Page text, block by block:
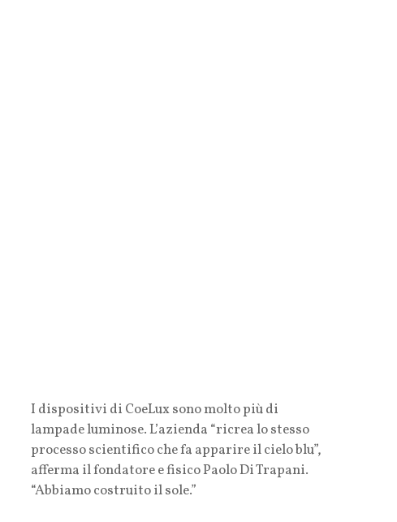
I dispositivi di CoeLux sono molto più di
lampade luminose. L’azienda “ricrea lo stesso
processo scientifico che fa apparire il cielo blu”,
afferma il fondatore e fisico Paolo Di Trapani.
“Abbiamo costruito il sole.”